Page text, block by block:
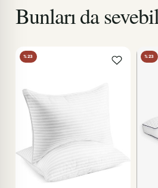
Bunları da
%23 %23